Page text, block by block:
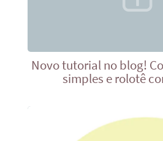
Novo tutorial no blog!
simples e rolotê